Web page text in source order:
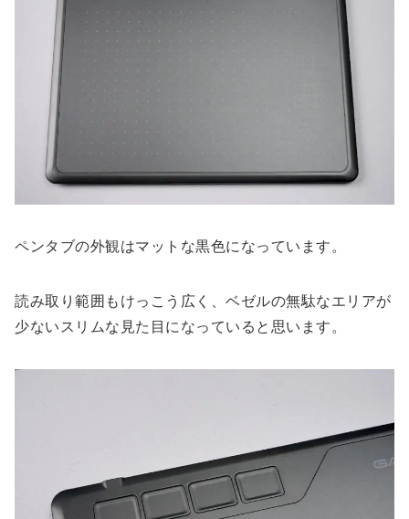
ペンタブの外観はマットな黒色になっています。
読み取り範囲もけっこう広く、ベゼルの無駄なエリアが
少ないスリムな見た目になっていると思います。